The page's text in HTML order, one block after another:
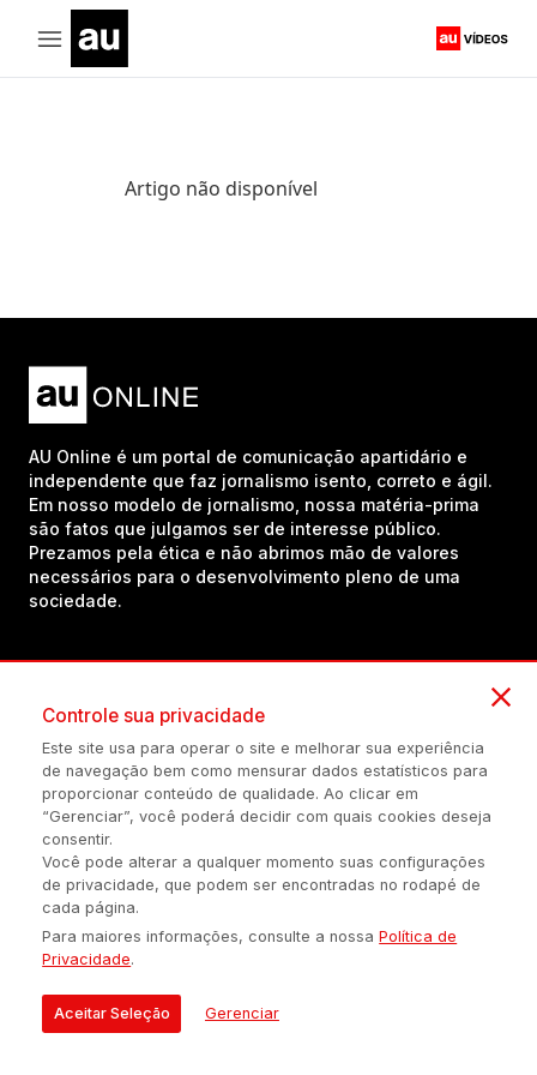
Artigo não disponível
AU Online é um portal de comunicação apartidário e
independente que faz jornalismo isento, correto e ágil.
Em nosso modelo de jornalismo, nossa matéria-prima
são fatos que julgamos ser de interesse público.
Prezamos pela ética e não abrimos mão de valores
necessários para o desenvolvimento pleno de uma
sociedade.
(54) 98434-8385
Política de privacidade Configuração de Cookies Quem Somos
É proibida a reprodução do conteúdo desta página em qualquer
meio de comunicação, eletrônico ou impreso, sem autorização
escrita de Auonline Comunicação Eireli.
© 2026 AUONLINE COMUNICAÇÃO EIRELI - CNPJ: 17.375.200/0001-
21
Controle sua privacidade
Este site usa para operar o site e melhorar sua experiência
de navegação bem como mensurar dados estatísticos para
proporcionar conteúdo de qualidade. Ao clicar em
“Gerenciar”, você poderá decidir com quais cookies deseja
consentir.
Você pode alterar a qualquer momento suas configurações
de privacidade, que podem ser encontradas no rodapé de
cada página.
Para maiores informações, consulte a nossaPolítica de
Privacidade.
Aceitar Seleção Gerenciar